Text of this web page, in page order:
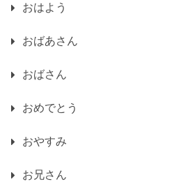
おはよう
おばあさん
おばさん
おめでとう
おやすみ
お兄さん